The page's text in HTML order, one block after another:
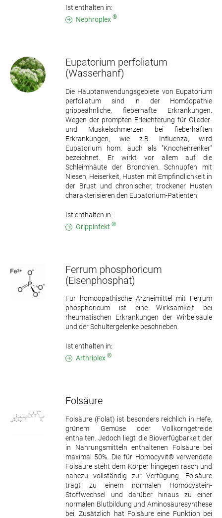
Ist enthalten in:
Nephroplex ®
Eupatorium perfoliatum
(Wasserhanf)
Die Hauptanwendungsgebiete von Eupatorium
perfoliatum sind in der Homöopathie
grippeähnliche, fieberhafte Erkrankungen.
Wegen der prompten Erleichterung für Glieder-
und Muskelschmerzen bei fieberhaften
Erkrankungen, wie z.B. Influenza, wird
Eupatorium hom. auch als "Knochenrenker"
bezeichnet. Er wirkt vor allem auf die
Schleimhäute der Bronchien. Schnupfen mit
Niesen, Heiserkeit, Husten mit Empfindlichkeit in
der Brust und chronischer, trockener Husten
charakterisieren den Eupatorium-Patienten.
Ist enthalten in:
Grippinfekt ®
Ferrum phosphoricum
(Eisenphosphat)
Für homöopathische Arzneimittel mit Ferrum
phosphoricum ist eine Wirksamkeit bei
rheumatischen Erkrankungen der Wirbelsäule
und der Schultergelenke beschrieben.
Ist enthalten in:
Arthriplex ®
Folsäure
Folsäure (Folat) ist besonders reichlich in Hefe,
grünem Gemüse oder Vollkorngetreide
enthalten. Jedoch liegt die Bioverfügbarkeit der
in Nahrungsmitteln enthaltenen Folsäure bei
maximal 50%. Die für Homocyvit® verwendete
Folsäure steht dem Körper hingegen rasch und
nahezu vollständig zur Verfügung. Folsäure
trägt zu einem normalen Homocystein-
Stoffwechsel und darüber hinaus zu einer
normalen Blutbildung und Aminosäuresynthese
bei. Zusätzlich hat Folsäure eine Funktion bei